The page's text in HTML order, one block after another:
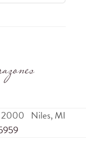
2000 Niles,MI